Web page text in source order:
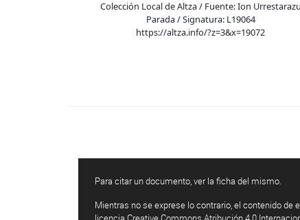
Colección Local de Altza / Fuente: Ion Urrestarazu
Parada / Signatura: L19064
https://altza.info/?z=3&x=19072
Para citar un documento, ver la ficha del mismo.
Mientras no se exprese lo contrario, el contenido de